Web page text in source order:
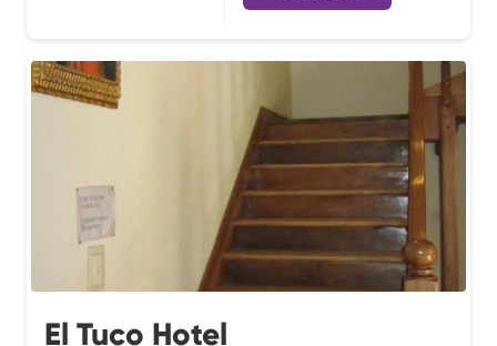
El Tuco Hotel